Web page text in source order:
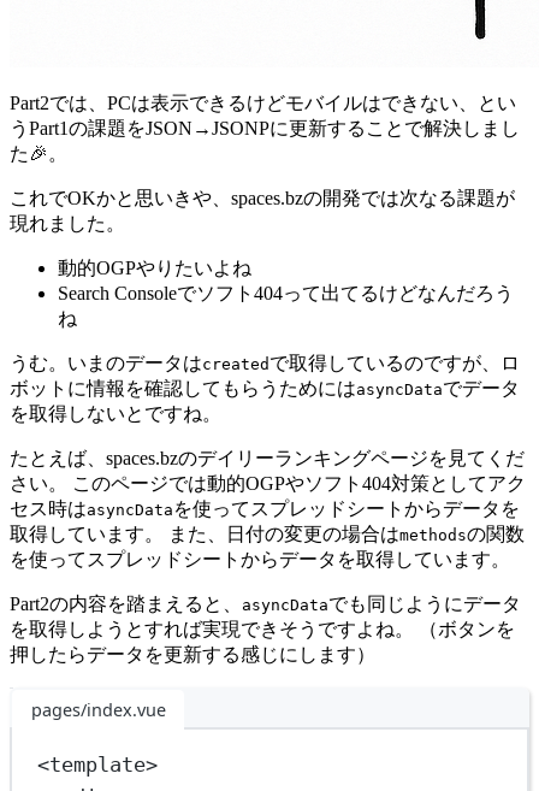
Part2では、PCは表示できるけどモバイルはできない、とい
うPart1の課題をJSON→JSONPに更新することで解決しまし
た🎉。
これでOKかと思いきや、spaces.bzの開発では次なる課題が
現れました。
動的OGPやりたいよね
Search Consoleでソフト404って出てるけどなんだろう
ね
うむ。いまのデータはcreated で取得しているのですが、ロ
ボットに情報を確認してもらうためにはasyncDataでデータ
を取得しないとですね。
たとえば、spaces.bzのデイリーランキングページを見てくだ
さい。 このページでは動的OGPやソフト404対策としてアク
セス時はasyncData を使ってスプレッドシートからデータを
取得しています。 また、日付の変更の場合はmethodsの関数
を使ってスプレッドシートからデータを取得しています。
Part2の内容を踏まえると、 asyncDataでも同じようにデータ
を取得しようとすれば実現できそうですよね。 （ボタンを
押したらデータを更新する感じにします）
pages/index.vue
<template>